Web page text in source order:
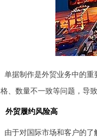
单据制作是外贸业务中的
格、数量不一致等问题，导
外贸履约风险高
由于对国际市场和客户的